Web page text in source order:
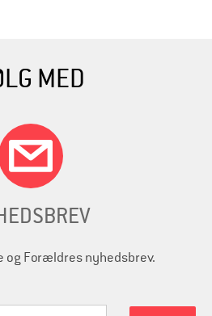
MED
og Forældres nyhedsbrev.